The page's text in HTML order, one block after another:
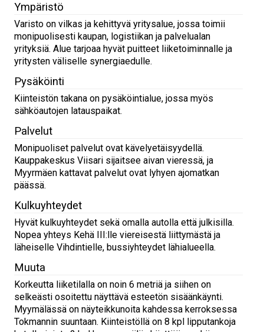
Ympäristö
Varisto on vilkas ja kehittyvä yritysalue, jossa toimii
monipuolisesti kaupan, logistiikan ja palvelualan
yrityksiä. Alue tarjoaa hyvät puitteet liiketoiminnalle ja
yritysten väliselle synergiaedulle.
Pysäköinti
Kiinteistön takana on pysäköintialue, jossa myös
sähköautojen latauspaikat.
Palvelut
Monipuoliset palvelut ovat kävelyetäisyydellä.
Kauppakeskus Viisari sijaitsee aivan vieressä, ja
Myyrmäen kattavat palvelut ovat lyhyen ajomatkan
päässä.
Kulkuyhteydet
Hyvät kulkuyhteydet sekä omalla autolla että julkisilla.
Nopea yhteys Kehä III:lle viereisestä liittymästä ja
läheiselle Vihdintielle, bussiyhteydet lähialueella.
Muuta
Korkeutta liiketilalla on noin 6 metriä ja siihen on
selkeästi osoitettu näyttävä esteetön sisäänkäynti.
Myymälässä on näyteikkunoita kahdessa kerroksessa
Tokmannin suuntaan. Kiinteistöllä on 8 kpl lipputankoja